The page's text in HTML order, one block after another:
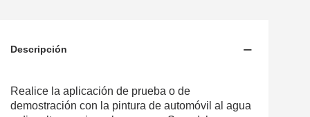
Descripción
Realice la aplicación de prueba o de
demostración con la pintura de automóvil al agua